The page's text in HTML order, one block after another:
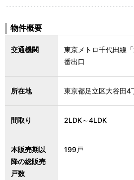
物件概要
交通機関
東京メトロ千代田線
番出口
所在地 東京都足立区大谷田4
間取り 2LDK～4LDK
本販売期以
降の総販売
戸数
199戸